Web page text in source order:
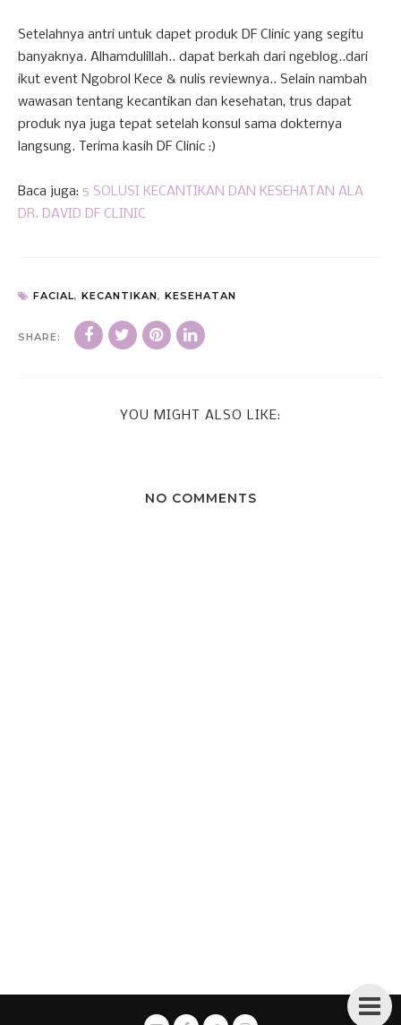
Setelahnya antri untuk dapet produk DF Clinic yang segitu
banyaknya. Alhamdulillah.. dapat berkah dari ngeblog..dari
ikut event Ngobrol Kece & nulis reviewnya.. Selain nambah
wawasan tentang kecantikan dan kesehatan, trus dapat
produk nya juga tepat setelah konsul sama dokternya
langsung. Terima kasih DF Clinic :)
Baca juga: 5 SOLUSI KECANTIKAN DAN KESEHATAN ALA
DR. DAVID DF CLINIC
FACIAL, KECANTIKAN, KESEHATAN
SHARE:
YOU MIGHT ALSO LIKE:
NO COMMENTS